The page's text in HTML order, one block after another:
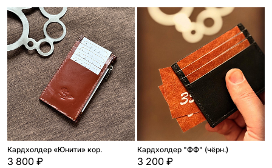
Кардхолдер «Юнити» кор.
3 800 ₽
Кардхолдер "ФФ" (чёрн.)
3 200 ₽